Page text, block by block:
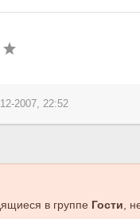
2007, 22:52
в группе Гости,